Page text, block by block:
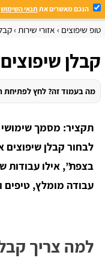
הנכם מאשרים את תנאי השימוש
טופ שיפוצים אזורי שירות
קבלן
מה בעמוד זה? לחץ לפתיחת
תקציר: מסמך שימושי
לבחור קבלן שיפוצים
בצפת”, אילו עבודות
עבודה מומלץ, טיפים
למה צריך